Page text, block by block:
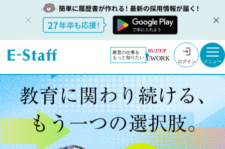
教育の仕事を
もっと知りたい
05/27UP
EWORK ログイン